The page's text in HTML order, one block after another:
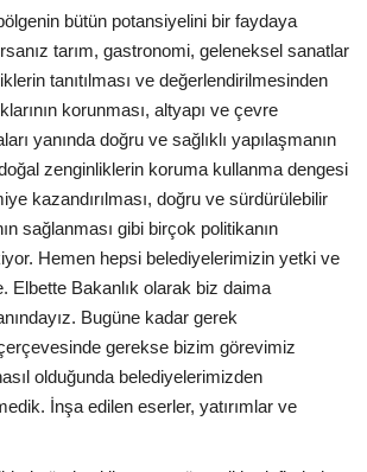
bütün potansiyelini bir faydaya
tarım, gastronomi, geleneksel sanatlar
tanıtılması ve değerlendirilmesinden
korunması, altyapı ve çevre
yanında doğru ve sağlıklı yapılaşmanın
zenginliklerin koruma kullanma dengesi
kazandırılması, doğru ve sürdürülebilir
sağlanması gibi birçok politikanın
Hemen hepsi belediyelerimizin yetki ve
Elbette Bakanlık olarak biz daima
Bugüne kadar gerek
gerekse bizim görevimiz
olduğunda belediyelerimizden
İnşa edilen eserler, yatırımlar ve